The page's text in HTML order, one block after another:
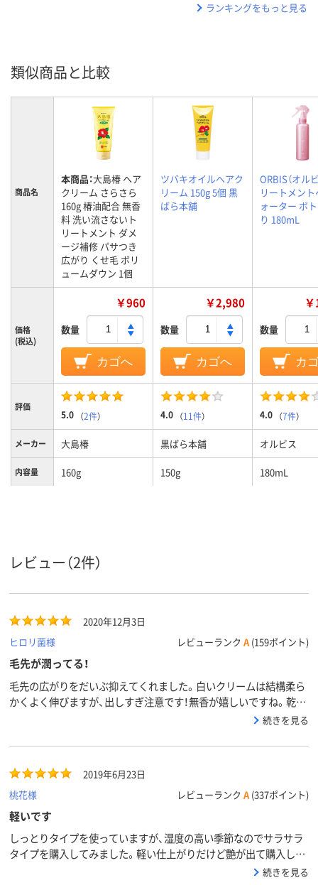
ランキングをもっと見る
類似商品と比較
商品名
本商品：大島椿 ヘア
クリーム さらさら
160g 椿油配合 無香
料 洗い流さないト
リートメント ダメ
ージ補修 パサつき
広がり くせ毛 ボリ
ュームダウン 1個
ツバキオイルヘアク
リーム 150g 5個 黒
ばら本舗
ORBIS（オル
リートメン
ォーター ボ
り 180mL
価格
(税込)
￥960
数量
カゴへ
￥2,980
数量
カゴへ
数量
カ
評価
5.0 （2件） 4.0 （11件） 4.0 （7件）
メーカー 大島椿 黒ばら本舗 オルビス
内容量 160g 150g 180mL
レビュー（2件）
2020年12月3日
ヒロリ菌様
レビューランク A (159ポイント)
毛先が潤ってる！
毛先の広がりをだいぶ抑えてくれました。白いクリームは結構柔ら
かくよく伸びますが、出しすぎ注意です！無香が嬉しいですね。乾燥
で広がっていた毛先を中心に手で伸ばすと、ストンと落ち着いて艶
うと、水分が保たれるせいか髪が柔らかく感じます。付けすぎたり
いたいと思います。
続きを見る
2019年6月23日
桃花様
レビューランク A (337ポイント)
軽いです
しっとりタイプを使っていますが、湿度の高い季節なのでサラサラ
タイプを購入してみました。軽い仕上がりだけど艶が出て購入して
続きを見る